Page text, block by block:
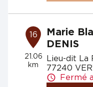
16
21.06
km
Marie
DENIS
Lieu-dit La
77240
Fermé